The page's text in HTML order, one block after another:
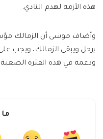
هذه الأزمة لهدم النادي.
وأضاف موسى أن الزمالك
يرحل ويبقى الزمالك، ويجب
ودعمه في هذه الفترة